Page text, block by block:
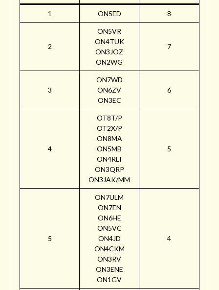
1 ON5ED 8
2
ON5VR
ON4TUK
ON3JOZ
ON2WG
7
3
ON7WD
ON6ZV
ON3EC
6
4
OT8T/P
OT2X/P
ON8MA
ON5MB
ON4RLI
ON3QRP
ON3JAK/MM
5
5
ON7ULM
ON7EN
ON6HE
ON5VC
ON4JD
ON4CKM
ON3RV
ON3ENE
ON1GV
4